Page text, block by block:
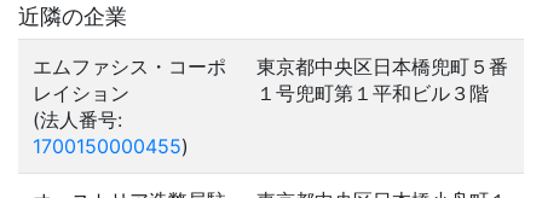
近隣の企業
エムファシス・コーポ
レイション
(法人番号:
1700150000455)
東京都中央区日本橋兜町５番
１号兜町第１平和ビル３階